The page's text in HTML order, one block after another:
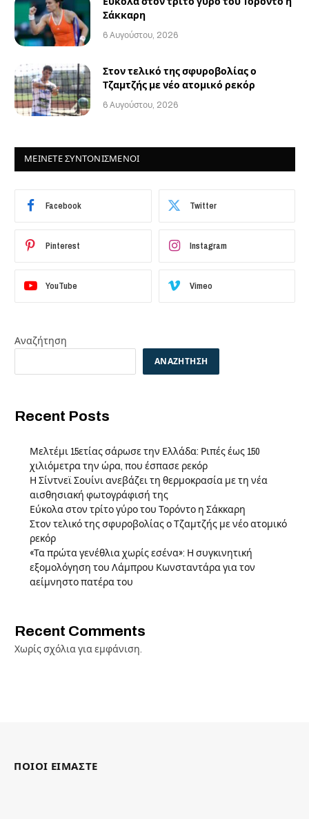
Σάκκαρη
6 Αυγούστου, 2026
Στον τελικό της σφυροβολίας ο
Τζαμτζής με νέο ατομικό ρεκόρ
6 Αυγούστου, 2026
ΜΕΙΝΕΤΕ ΣΥΝΤΟΝΙΣΜΕΝΟΙ
Facebook Twitter
Pinterest Instagram
YouTube Vimeo
Αναζήτηση
ΑΝΑΖΉΤΗΣΗ
Recent Posts
Μελτέμι 15ετίας σάρωσε την Ελλάδα: Ριπές έως 150
χιλιόμετρα την ώρα, που έσπασε ρεκόρ
Η Σίντνεϊ Σουίνι ανεβάζει τη θερμοκρασία με τη νέα
αισθησιακή φωτογράφισή της
Εύκολα στον τρίτο γύρο του Τορόντο η Σάκκαρη
Στον τελικό της σφυροβολίας ο Τζαμτζής με νέο ατομικό
ρεκόρ
«Τα πρώτα γενέθλια χωρίς εσένα»: Η συγκινητική
εξομολόγηση του Λάμπρου Κωνσταντάρα για τον
αείμνηστο πατέρα του
Recent Comments
Χωρίς σχόλια για εμφάνιση.
ΠΟΙΟΙ ΕΙΜΑΣΤΕ